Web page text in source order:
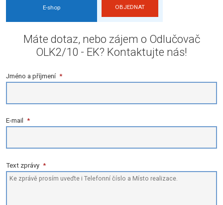
E-shop OBJEDNAT
Máte dotaz, nebo zájem o Odlučovač
OLK2/10 - EK? Kontaktujte nás!
Jméno a příjmení *
E-mail *
Text zprávy *